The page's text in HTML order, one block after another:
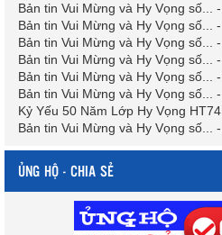
Bản tin Vui Mừng và Hy Vọng số... -
Bản tin Vui Mừng và Hy Vọng số... -
Bản tin Vui Mừng và Hy Vọng số... -
Bản tin Vui Mừng và Hy Vọng số... -
Bản tin Vui Mừng và Hy Vọng số... -
Bản tin Vui Mừng và Hy Vọng số... -
Kỷ Yếu 50 Năm Lớp Hy Vọng HT74
Bản tin Vui Mừng và Hy Vọng số... -
ỦNG HỘ - CHIA SẺ